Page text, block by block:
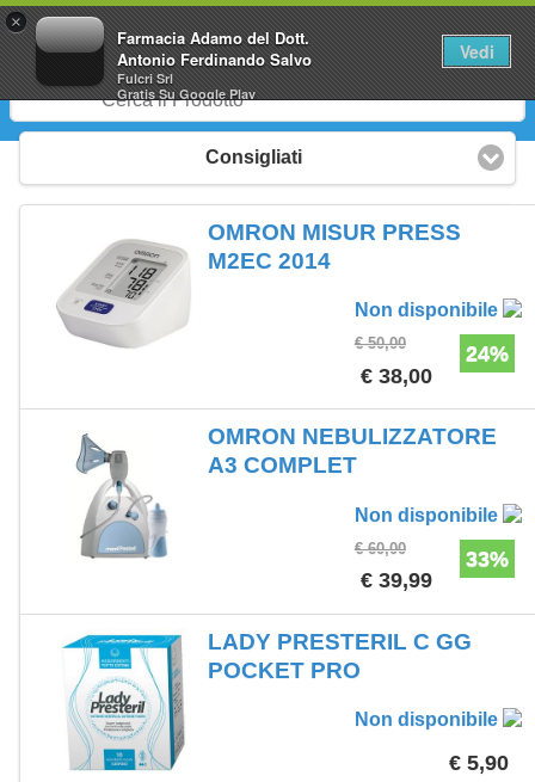
×
Farmacia Adamo del Dott.
Antonio Ferdinando Salvo
Fulcri Srl
GratisSu Google Play
Vedi
0
Consigliati
OMRON MISUR PRESS
M2EC 2014
Non disponibile
24%
€ 50,00
€ 38,00
OMRON NEBULIZZATORE
A3 COMPLET
Non disponibile
33%
€ 60,00
€ 39,99
LADY PRESTERIL C GG
POCKET PRO
Non disponibile
€ 5,90